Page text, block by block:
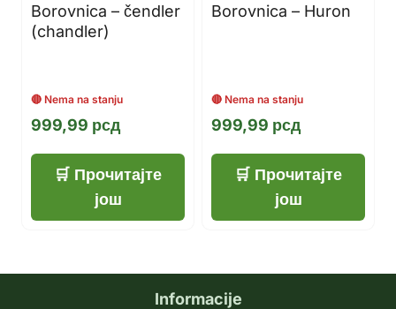
Borovnica – čendler
(chandler)
999,99 рсд
Прочитајте
још
Borovnica – Huron
999,99 рсд
Прочитајте
још
Informacije